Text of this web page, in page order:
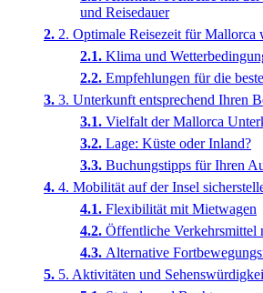
und Reisedauer
2. Optimale Reisezeit für Mallorca
Klima und
Empfehlungen für die
3. Unterkunft entsprechend Ihren
Vielfalt der Mallorca
Lage: Küste oder Inland?
Buchungstipps für Ihren
4. Mobilität auf der Insel
Flexibilität mit Mietwagen
Öffentliche Verkehrsmittel
Alternative
5. Aktivitäten und